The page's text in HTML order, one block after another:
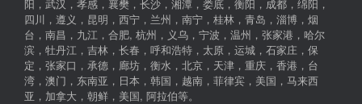
阳，武汉，孝感，襄樊，长沙，湘潭，娄底，衡阳，成都，绵阳，
四川，遵义，昆明，西宁，兰州，南宁，桂林，青岛，淄博，烟
台，南昌，九江，合肥, 杭州，义乌，宁波，温州，张家港，哈尔
滨，牡丹江，吉林，长春，呼和浩特，太原，运城，石家庄，保
定，张家口，承德，廊坊，衡水，北京，天津，重庆，香港，台
湾，澳门，东南亚，日本，韩国，越南，菲律宾，美国，马来西
亚，加拿大，朝鲜，美国, 阿拉伯等。